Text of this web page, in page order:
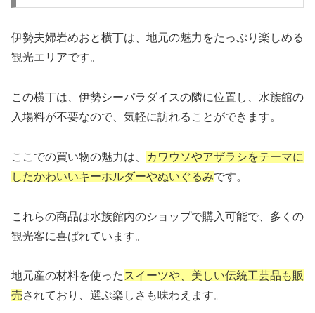
伊勢夫婦岩めおと横丁は、地元の魅力をたっぷり楽しめる
観光エリアです。
この横丁は、伊勢シーパラダイスの隣に位置し、水族館の
入場料が不要なので、気軽に訪れることができます。
ここでの買い物の魅力は、
カワウソやアザラシをテーマに
したかわいいキーホルダーやぬいぐるみです。
これらの商品は水族館内のショップで購入可能で、多くの
観光客に喜ばれています。
地元産の材料を使った スイーツや、美しい伝統工芸品も販
売されており、選ぶ楽しさも味わえます。